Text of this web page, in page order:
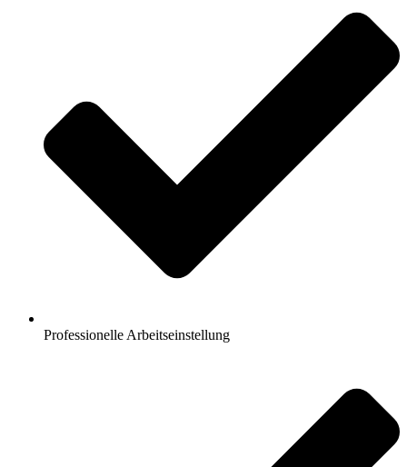
Professionelle Arbeitseinstellung